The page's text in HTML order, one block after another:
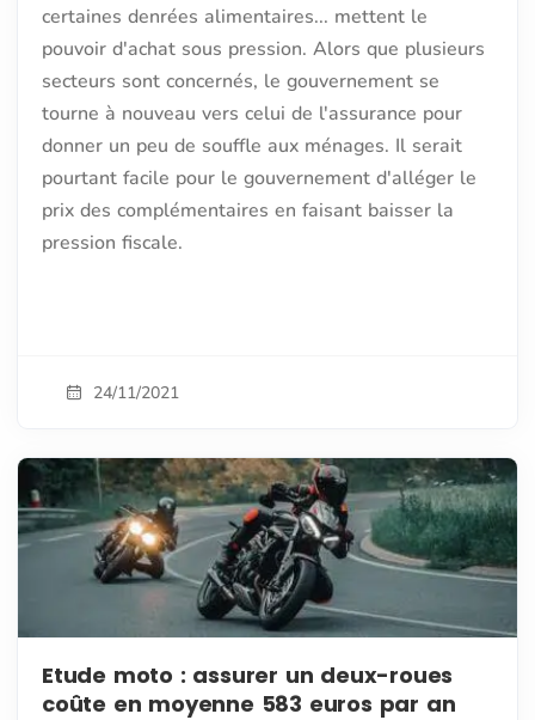
certaines denrées alimentaires... mettent le
pouvoir d'achat sous pression. Alors que plusieurs
secteurs sont concernés, le gouvernement se
tourne à nouveau vers celui de l'assurance pour
donner un peu de souffle aux ménages. Il serait
pourtant facile pour le gouvernement d'alléger le
prix des complémentaires en faisant baisser la
pression fiscale.
24/11/2021
Etude moto : assurer un deux-roues
coûte en moyenne 583 euros par an